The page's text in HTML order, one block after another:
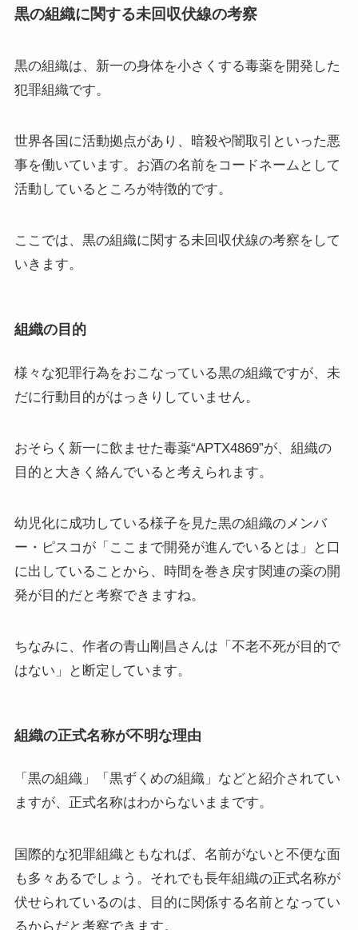
黒の組織に関する未回収伏線の考察
黒の組織は、新一の身体を小さくする毒薬を開発した
犯罪組織です。
世界各国に活動拠点があり、暗殺や闇取引といった悪
事を働いています。お酒の名前をコードネームとして
活動しているところが特徴的です。
ここでは、黒の組織に関する未回収伏線の考察をして
いきます。
組織の目的
様々な犯罪行為をおこなっている黒の組織ですが、未
だに行動目的がはっきりしていません。
おそらく新一に飲ませた毒薬“APTX4869”が、組織の
目的と大きく絡んでいると考えられます。
幼児化に成功している様子を見た黒の組織のメンバ
ー・ピスコが「ここまで開発が進んでいるとは」と口
に出していることから、時間を巻き戻す関連の薬の開
発が目的だと考察できますね。
ちなみに、作者の青山剛昌さんは「不老不死が目的で
はない」と断定しています。
組織の正式名称が不明な理由
「黒の組織」「黒ずくめの組織」などと紹介されてい
ますが、正式名称はわからないままです。
国際的な犯罪組織ともなれば、名前がないと不便な面
も多々あるでしょう。それでも長年組織の正式名称が
伏せられているのは、目的に関係する名前となってい
るからだと考察できます。